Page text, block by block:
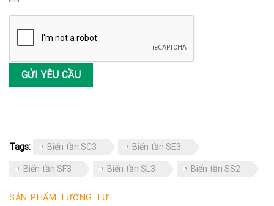
Tags: Biến tần SC3 Biến tần SE3
Biến tần SF3 Biến tần SL3 Biến tần SS2
SẢN PHẨM TƯƠNG TỰ